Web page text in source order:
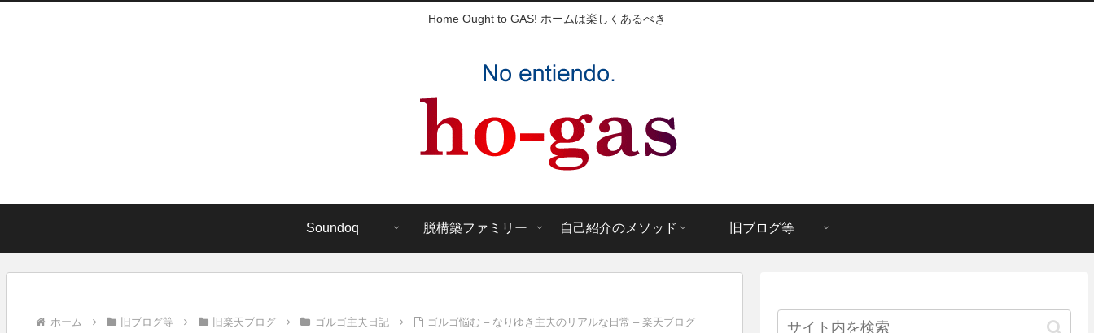
Home Ought to GAS! ホームは楽しくあるべき
Soundoq 脱構築ファミリー 自己紹介のメソッド 旧ブログ等
ホーム 旧ブログ等 旧楽天ブログ ゴルゴ主夫日記
ゴルゴ悩む – なりゆき主夫のリアルな日常 – 楽天ブログ